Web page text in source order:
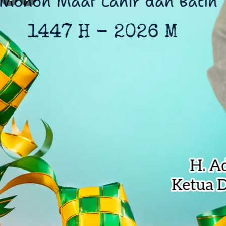
Kejagung Serahkan 6 Tersangka
Anak Pengetik Naskah
Ratusan Warga Antar Kumpul